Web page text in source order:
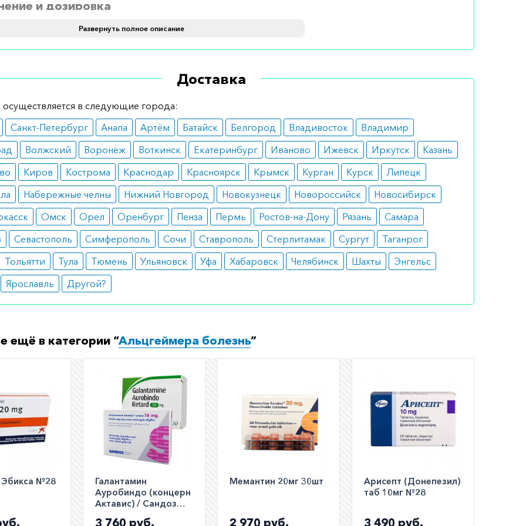
и дозировка
для перорального применения. Начальная доза – 8 мг один
Принимают утром или вечером во время еды. Схему и
мозгового кровообращения.
к любому из компонентов препарата;
работы почек;
печени;
астма.
реакции
аппетита;
заказ?
заказать препарат с доставкой в аптеку-партнёра в вашем
этого Вы можете оформить бронирование на сайте или
телефону
8 800 301 52 86(бесплатно с любого телефона по РФ)
Развернуть полное описание
Доставка
осуществляется в следующие города:
Санкт-Петербург Анапа Артём Батайск Белгород Владивосток
Владимир
Волжский Воронеж Воткинск Екатеринбург Иваново Ижевск Иркутск
Казань
Киров Кострома Краснодар Красноярск Крымск Курган Курск
Липецк
Набережные челны Нижний Новгород Новокузнецк Новороссийск
Новосибирск
Омск Орел Оренбург Пенза Пермь Ростов-на-Дону Рязань
Самара
Севастополь Симферополь Сочи Ставрополь Стерлитамак Сургут
Таганрог
Тольятти Тула Тюмень Ульяновск Уфа Хабаровск Челябинск Шахты
Энгельс
Ярославль Другой?
ещё в категории “Альцгеймера болезнь”
№28
Галантамин
Ауробиндо (концерн
Актавис) / Сандоз
капсулы 16мг 30шт
3 760 руб.
Мемантин 20мг 30шт
2 970 руб.
Арисепт (Донепезил)
таб 10мг №28
3 490 руб.